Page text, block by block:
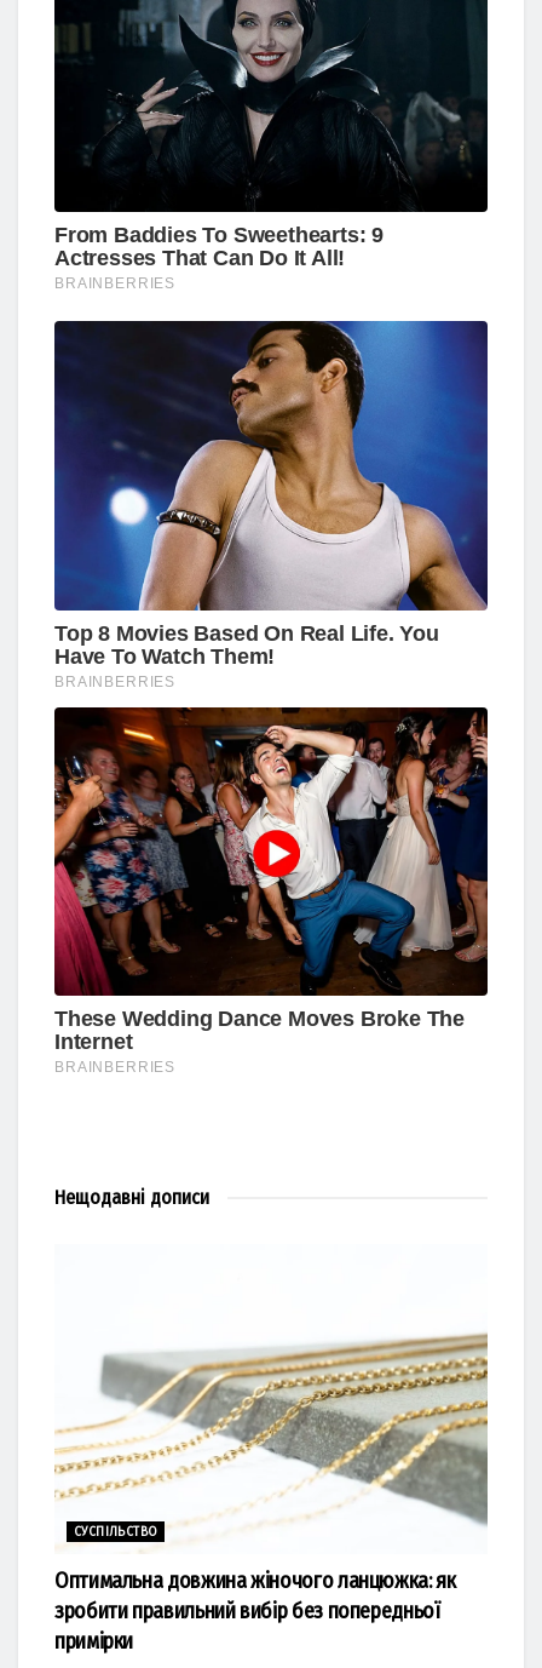
Нещодавні дописи
СУСПІЛЬСТВО
Оптимальна довжина жіночого ланцюжка: як
зробити правильний вибір без попередньої
примірки